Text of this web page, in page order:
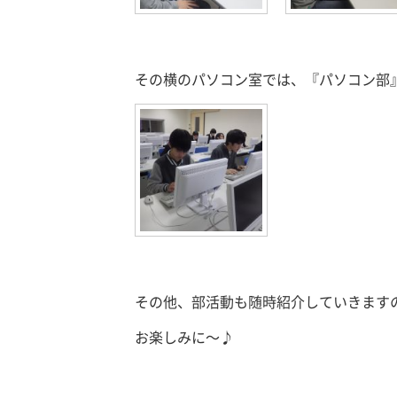
その横のパソコン室では、『パソコン部
その他、部活動も随時紹介していきます
お楽しみに～♪